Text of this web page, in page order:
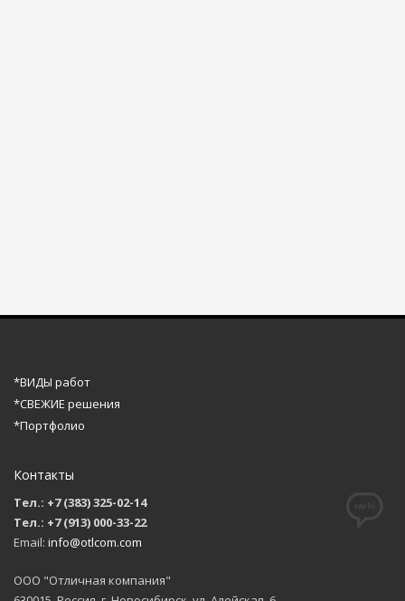
*ВИДЫ работ
*СВЕЖИЕ решения
*Портфолио
Контакты
Тел.: +7 (383) 325-02-14
Тел.: +7 (913) 000-33-22
Email: info@otlcom.com
ООО "Отличная компания"